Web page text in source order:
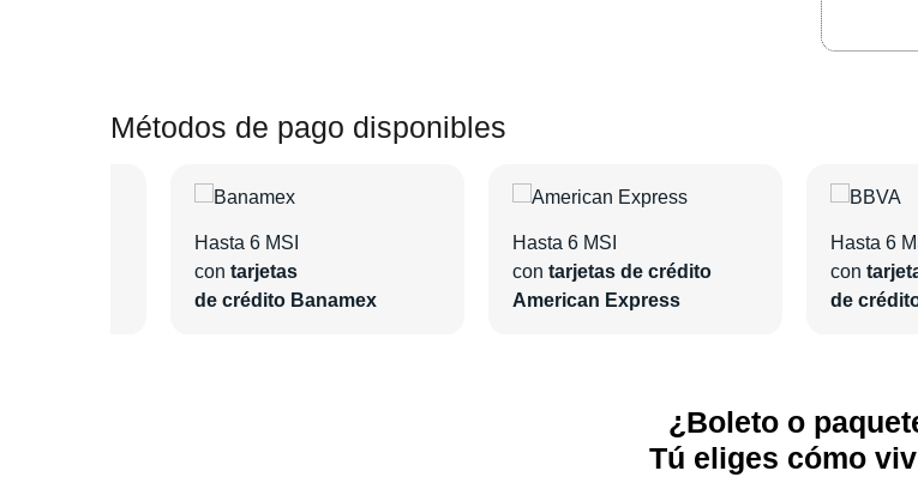
Métodos de pago disponibles
Hasta 6 MSI
con tarjetas
de crédito Banamex
Hasta 6 MSI
con tarjetas de crédito
American Express
Hasta 6
con
de
¿Boleto o
Tú eliges cómo